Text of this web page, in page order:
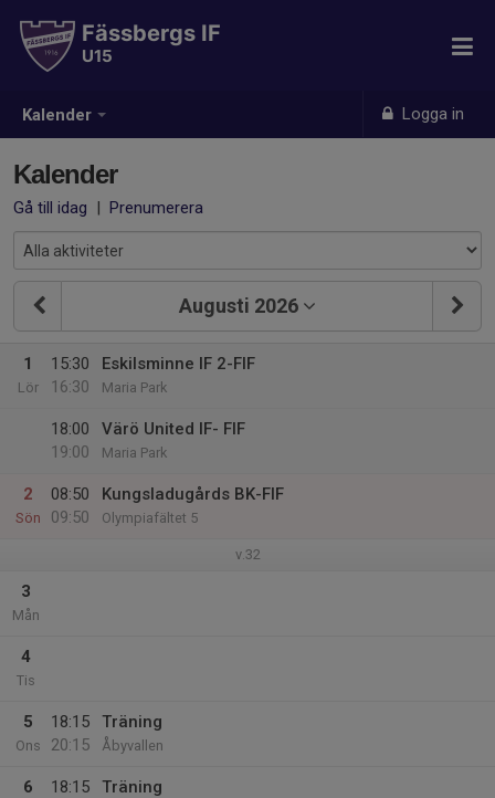
Kalender Logga in
Fässbergs IF
U15
Kalender
Gå till idag | Prenumerera
Augusti 2026
1
Lör
15:30
16:30
Eskilsminne IF 2-FIF
Maria Park
18:00
19:00
Värö United IF- FIF
Maria Park
2
Sön
08:50
09:50
Kungsladugårds BK-FIF
Olympiafältet 5
v.32
3
Mån
4
Tis
5
Ons
18:15
20:15
Träning
Åbyvallen
6
18:15
Träning